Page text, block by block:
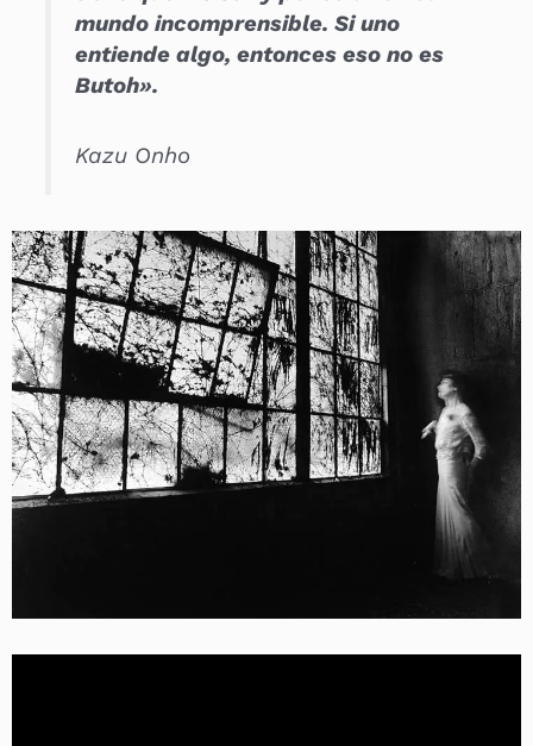
mundo incomprensible. Si uno
entiende algo, entonces eso no es
Butoh».
Kazu Onho